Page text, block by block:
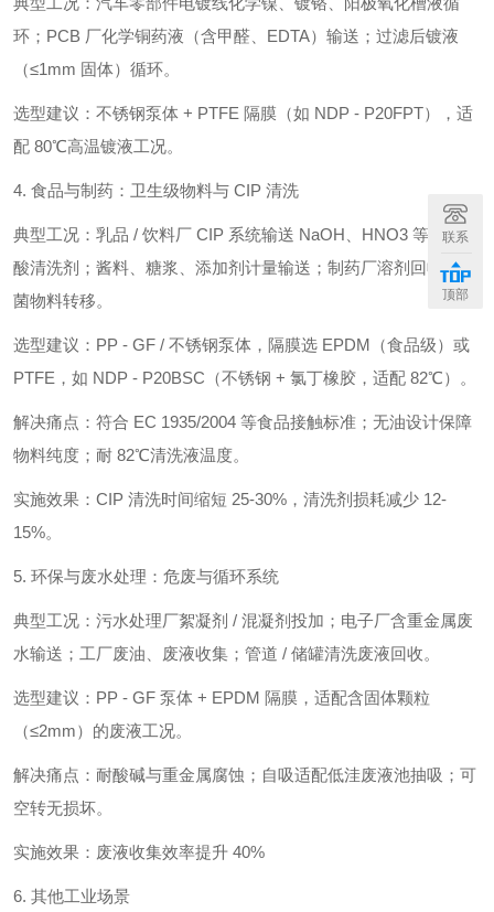
环；PCB 厂化学铜药液（含甲醛、EDTA）输送；过滤后镀液
（≤1mm 固体）循环。
选型建议：不锈钢泵体 + PTFE 隔膜（如 NDP - P20FPT），适
配 80℃高温镀液工况。
4. 食品与制药：卫生级物料与 CIP 清洗
典型工况：乳品 / 饮料厂 CIP 系统输送 NaOH、HNO3 等强碱强
酸清洗剂；酱料、糖浆、添加剂计量输送；制药厂溶剂回收与无
菌物料转移。
选型建议：PP - GF / 不锈钢泵体，隔膜选 EPDM（食品级）或
PTFE，如 NDP - P20BSC（不锈钢 + 氯丁橡胶，适配 82℃）。
解决痛点：符合 EC 1935/2004 等食品接触标准；无油设计保障
物料纯度；耐 82℃清洗液温度。
实施效果：CIP 清洗时间缩短 25-30%，清洗剂损耗减少 12-
15%。
5. 环保与废水处理：危废与循环系统
典型工况：污水处理厂絮凝剂 / 混凝剂投加；电子厂含重金属废
水输送；工厂废油、废液收集；管道 / 储罐清洗废液回收。
选型建议：PP - GF 泵体 + EPDM 隔膜，适配含固体颗粒
（≤2mm）的废液工况。
解决痛点：耐酸碱与重金属腐蚀；自吸适配低洼废液池抽吸；可
空转无损坏。
实施效果：废液收集效率提升 40%
6. 其他工业场景
联系
顶部